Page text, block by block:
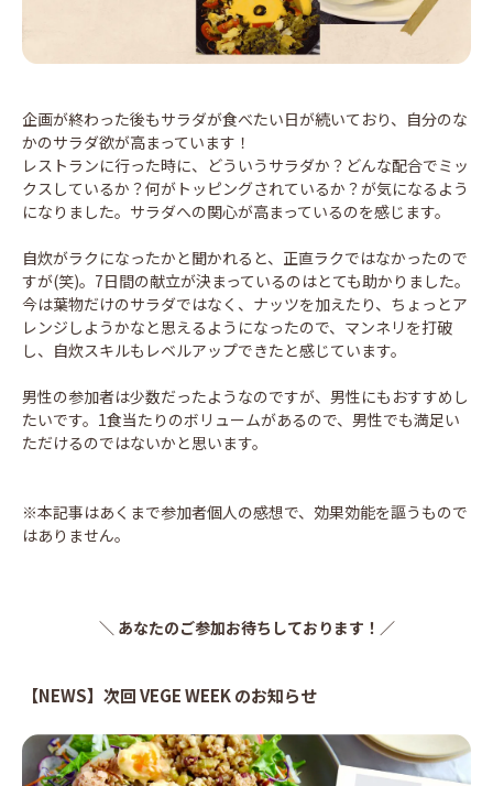
企画が終わった後もサラダが食べたい日が続いており、自分のな
かのサラダ欲が高まっています！
レストランに行った時に、どういうサラダか？どんな配合でミッ
クスしているか？何がトッピングされているか？が気になるよう
になりました。サラダへの関心が高まっているのを感じます。
自炊がラクになったかと聞かれると、正直ラクではなかったので
すが(笑)。7日間の献立が決まっているのはとても助かりました。
今は葉物だけのサラダではなく、ナッツを加えたり、ちょっとア
レンジしようかなと思えるようになったので、マンネリを打破
し、自炊スキルもレベルアップできたと感じています。
男性の参加者は少数だったようなのですが、男性にもおすすめし
たいです。1食当たりのボリュームがあるので、男性でも満足い
ただけるのではないかと思います。
※本記事はあくまで参加者個人の感想で、効果効能を謳うもので
はありません。
＼ あなたのご参加お待ちしております！／
【NEWS】次回 VEGE WEEK のお知らせ